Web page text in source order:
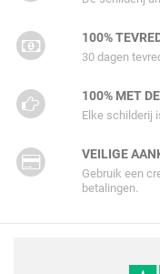
100%
30 dagen
100% MET
Elke schilderij
VEILIGE
Gebruik een
betalingen.